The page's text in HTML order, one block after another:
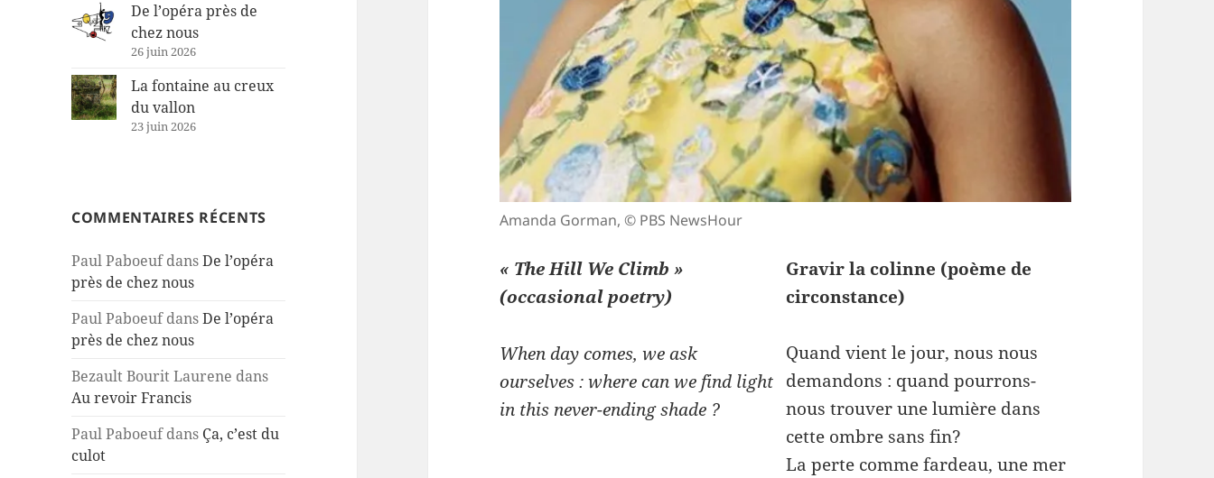
De l’opéra près de
chez nous
26 juin 2026
La fontaine au creux
du vallon
23 juin 2026
COMMENTAIRES RÉCENTS
Paul PaboeufdansDe l’opéra
près de chez nous
Paul PaboeufdansDe l’opéra
près de chez nous
Bezault Bourit Laurene dans
Au revoir Francis
Paul Paboeufdans Ça, c’est du
culot
Amanda Gorman, © PBS NewsHour
« The Hill We Climb »
(occasional poetry)
When day comes, we ask
ourselves : where can we find light
in this never-ending shade ?
Gravir la colinne (poème de
circonstance)
Quand vient le jour, nous nous
demandons : quand pourrons-
nous trouver une lumière dans
cette ombre sans fin?
La perte comme fardeau, une mer